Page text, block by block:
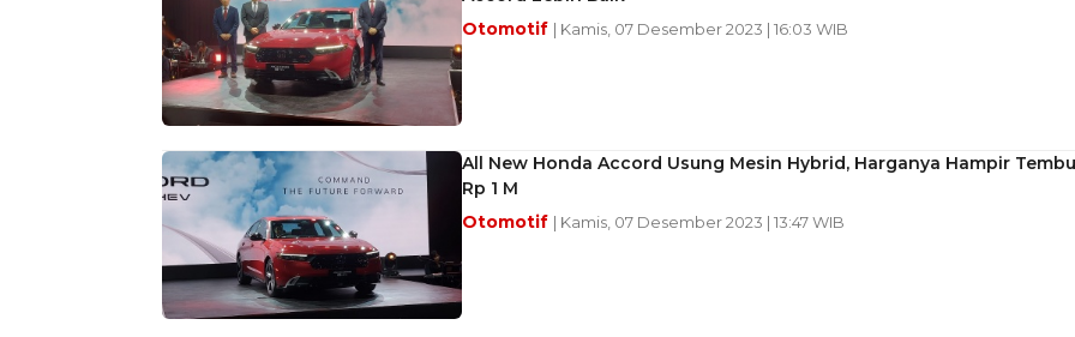
Otomotif | Kamis, 07 Desember 2023 | 16:03 WIB
All New Honda Accord Usung Mesin Hybrid, Harganya Hampir
Rp 1 M
Otomotif | Kamis, 07 Desember 2023 | 13:47 WIB